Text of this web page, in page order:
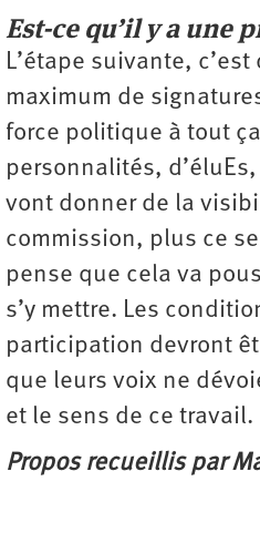
Est-ce qu’il y a une
L’étape suivante,
maximum de
force politique à tout
personnalités,
vont donner de la
commission, plus ce
pense que cela va
s’y mettre. Les
participation devront
que leurs voix ne
et le sens de ce travail.
Propos recueillis par